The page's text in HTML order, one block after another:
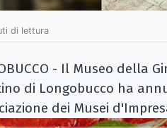
di lettura
- Il Museo della
di Longobucco ha
dei Musei